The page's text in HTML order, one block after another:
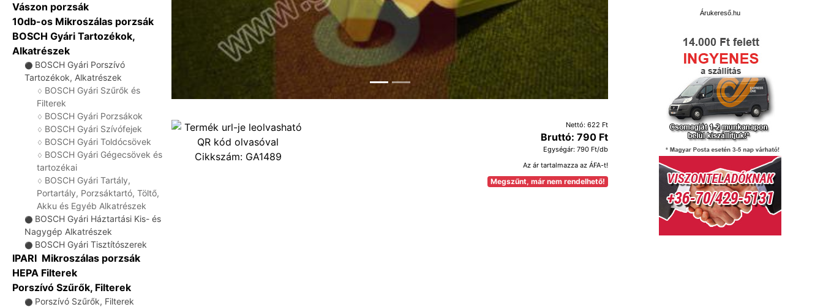
Vászon porzsák
10db-os Mikroszálas porzsák
BOSCH Gyári Tartozékok,
Alkatrészek
⚫ BOSCH Gyári Porszívó
Tartozékok, Alkatrészek
♢ BOSCH Gyári Szűrők és
Filterek
♢ BOSCH Gyári Porzsákok
♢ BOSCH Gyári Szívófejek
♢ BOSCH Gyári Toldócsövek
♢ BOSCH Gyári Gégecsövek és
tartozékai
♢ BOSCH Gyári Tartály,
Portartály, Porzsáktartó, Töltő,
Akku és Egyéb Alkatrészek
⚫ BOSCH Gyári Háztartási Kis- és
Nagygép Alkatrészek
⚫ BOSCH Gyári Tisztítószerek
IPARI Mikroszálas porzsák
HEPA Filterek
Porszívó Szűrők, Filterek
⚫ Porszívó Szűrők, Filterek
Cikkszám: GA1489
Nettó: 622 Ft
Bruttó: 790 Ft
Egységár: 790 Ft/db
Az ár tartalmazza az ÁFA-t!
Megszűnt, már nem rendelhető!
Árukereső.hu